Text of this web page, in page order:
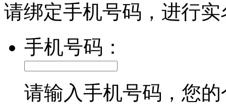
请绑定手机号码，进行
手机号码：
请输入手机号码，您